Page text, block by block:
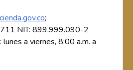
;
NIT: 899.999.090-2
a viernes, 8:00 a.m. a